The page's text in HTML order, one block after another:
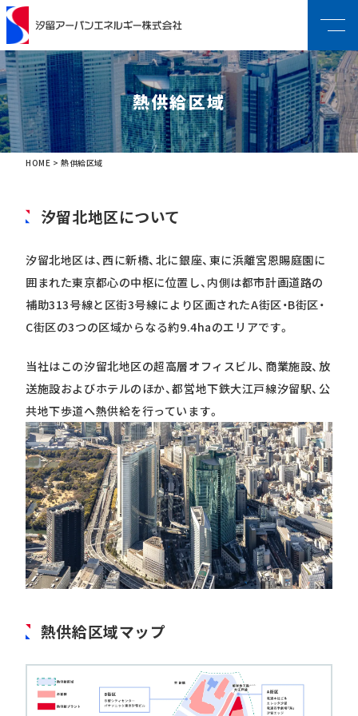
熱供給区域
HOME >熱供給区域
汐留北地区について
汐留北地区は、西に新橋、北に銀座、東に浜離宮恩賜庭園に
囲まれた東京都心の中枢に位置し、内側は都市計画道路の
補助313号線と区街3号線により区画されたA街区・B街区・
C街区の3つの区域からなる約9.4haのエリアです。
当社はこの汐留北地区の超高層オフィスビル、商業施設、放
送施設およびホテルのほか、都営地下鉄大江戸線汐留駅、公
共地下歩道へ熱供給を行っています。
熱供給区域マップ